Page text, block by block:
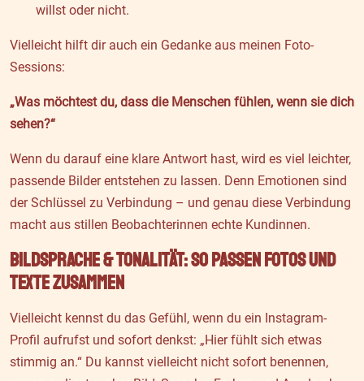
willst oder nicht.
Vielleicht hilft dir auch ein Gedanke aus meinen Foto-
Sessions:
„Was möchtest du, dass die Menschen fühlen, wenn sie dich
sehen?“
Wenn du darauf eine klare Antwort hast, wird es viel leichter,
passende Bilder entstehen zu lassen. Denn Emotionen sind
der Schlüssel zu Verbindung – und genau diese Verbindung
macht aus stillen Beobachterinnen echte Kundinnen.
Bildsprache & Tonalität: So passen Fotos und
Texte zusammen
Vielleicht kennst du das Gefühl, wenn du ein Instagram-
Profil aufrufst und sofort denkst: „Hier fühlt sich etwas
stimmig an.“ Du kannst vielleicht nicht sofort benennen,